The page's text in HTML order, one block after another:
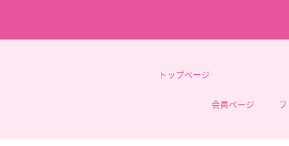
トップページ
会員ページ